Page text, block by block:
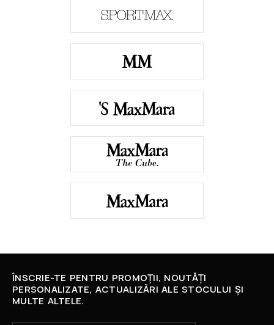
ÎNSCRIE-TE PENTRU PROMOȚII, NOUTĂȚI
PERSONALIZATE, ACTUALIZĂRI ALE STOCULUI ȘI
MULTE ALTELE.